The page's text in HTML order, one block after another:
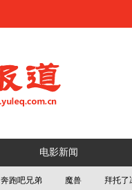
电影新闻
奔跑吧兄弟 魔兽 拜托了